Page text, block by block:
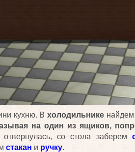
кухню. Вхолодильнике
на один из ящиков,
со стола заберем
стакан и ручку.